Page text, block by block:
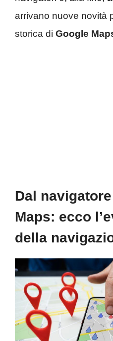
arrivano nuove novità
storica di Google
Dal
Maps: ecco
della